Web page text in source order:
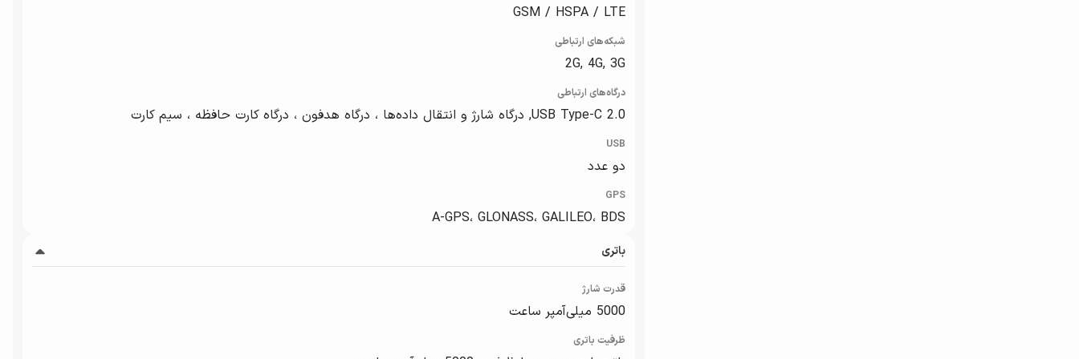
GSM / HSPA / LTE
شبکه‌های ارتباطی
2G, 4G, 3G
درگاه‌های ارتباطی
USB Type-C 2.0, درگاه شارژ و انتقال داده‌ها ، درگاه هدفون ، درگاه کارت حافظه ، سیم کارت
USB
دو عدد
GPS
A-GPS، GLONASS، GALILEO، BDS
باتری
قدرت شارژ
5000 میلی‌آمپر ساعت
ظرفیت باتری